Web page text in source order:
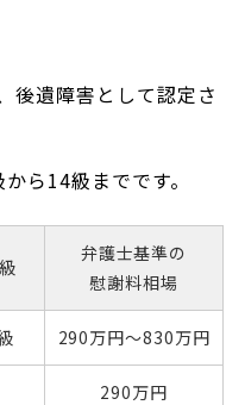
後遺障害として認定さ
ら14級までです。
弁護士基準の
慰謝料相場
290万円～830万円
290万円